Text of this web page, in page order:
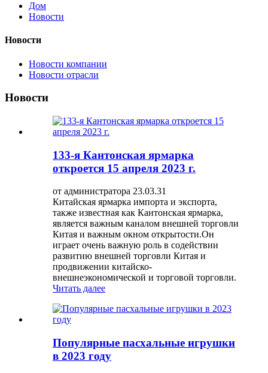
Дом
Новости
Новости
Новости компании
Новости отрасли
Новости
133-я Кантонская ярмарка
откроется 15 апреля 2023 г.
от администратора 23.03.31
Китайская ярмарка импорта и экспорта,
также известная как Кантонская ярмарка,
является важным каналом внешней торговли
Китая и важным окном открытости.Он
играет очень важную роль в содействии
развитию внешней торговли Китая и
продвижении китайско-
внешнеэкономической и торговой торговли.
Читать далее
Популярные пасхальные игрушки
в 2023 году